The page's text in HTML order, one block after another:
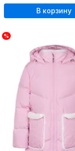
В корзину
%